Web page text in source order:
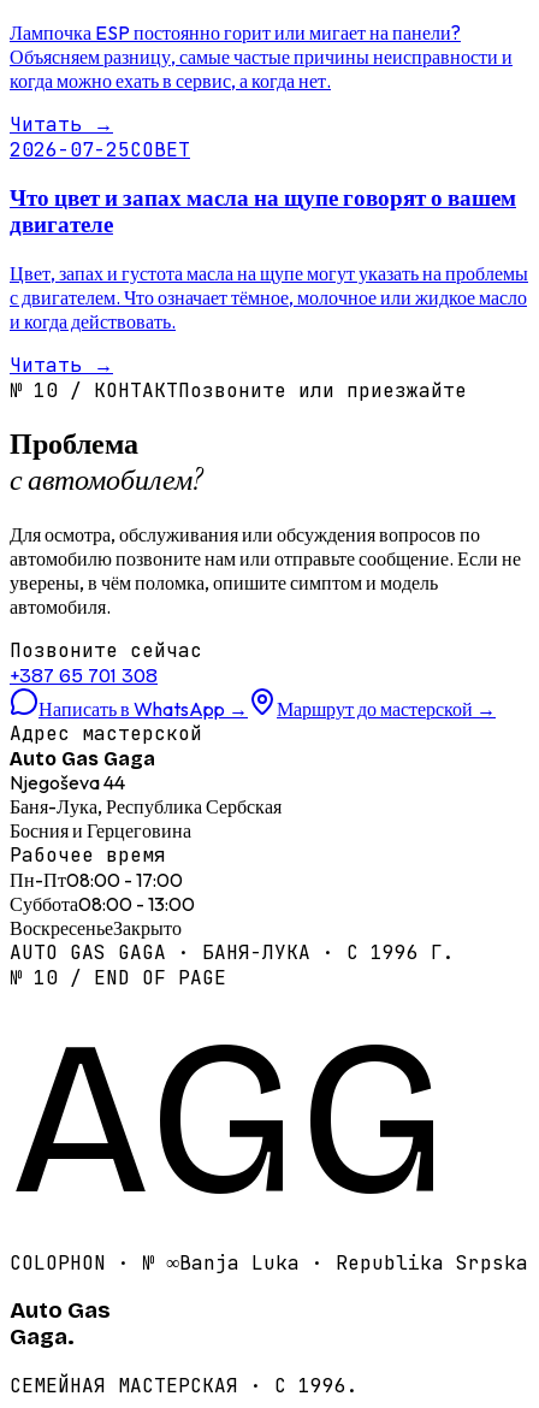
Лампочка ESP постоянно горит или мигает на панели?
Объясняем разницу, самые частые причины неисправности и
когда можно ехать в сервис, а когда нет.
Читать →
2026-07-25СОВЕТ
Что цвет и запах масла на щупе говорят о вашем
двигателе
Цвет, запах и густота масла на щупе могут указать на проблемы
с двигателем. Что означает тёмное, молочное или жидкое масло
и когда действовать.
Читать →
№ 10 / КОНТАКТПозвоните или приезжайте
Проблема
с автомобилем?
Для осмотра, обслуживания или обсуждения вопросов по
автомобилю позвоните нам или отправьте сообщение. Если не
уверены, в чём поломка, опишите симптом и модель
автомобиля.
Позвоните сейчас
+387 65 701 308
Написать в WhatsApp → Маршрут до мастерской →
Адрес мастерской
Auto Gas Gaga
Njegoševa 44
Баня-Лука, Республика Сербская
Босния и Герцеговина
Рабочее время
Пн-Пт08:00 - 17:00
Суббота08:00 - 13:00
ВоскресеньеЗакрыто
AUTO GAS GAGA · БАНЯ-ЛУКА · С 1996 Г.
№ 10 / END OF PAGE
AGG
COLOPHON · № ∞Banja Luka · Republika Srpska
Auto Gas
Gaga.
СЕМЕЙНАЯ МАСТЕРСКАЯ · С 1996.